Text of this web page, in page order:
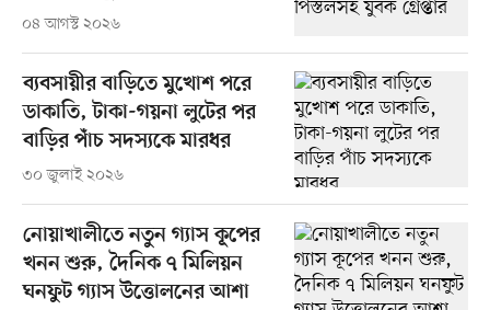
০৪ আগস্ট ২০২৬
ব্যবসায়ীর বাড়িতে মুখোশ পরে
ডাকাতি, টাকা-গয়না লুটের পর
বাড়ির পাঁচ সদস্যকে মারধর
৩০ জুলাই ২০২৬
নোয়াখালীতে নতুন গ্যাস কূপের
খনন শুরু, দৈনিক ৭ মিলিয়ন
ঘনফুট গ্যাস উত্তোলনের আশা